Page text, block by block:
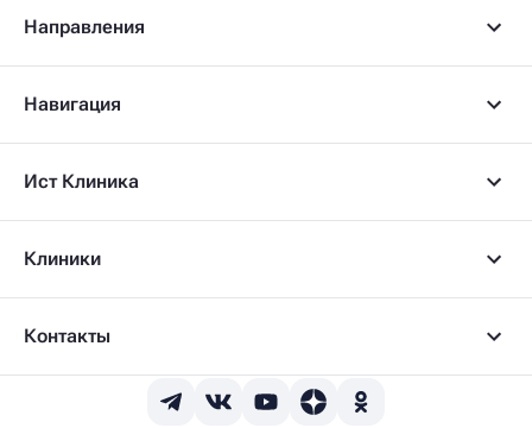
Гинеколог
Гирудолог
Дерматовенеролог
Детский вертебролог
Детский врач УЗИ
Детский гепатолог
Детский гинеколог
Направления
Навигация
Ист Клиника
Клиники
Контакты